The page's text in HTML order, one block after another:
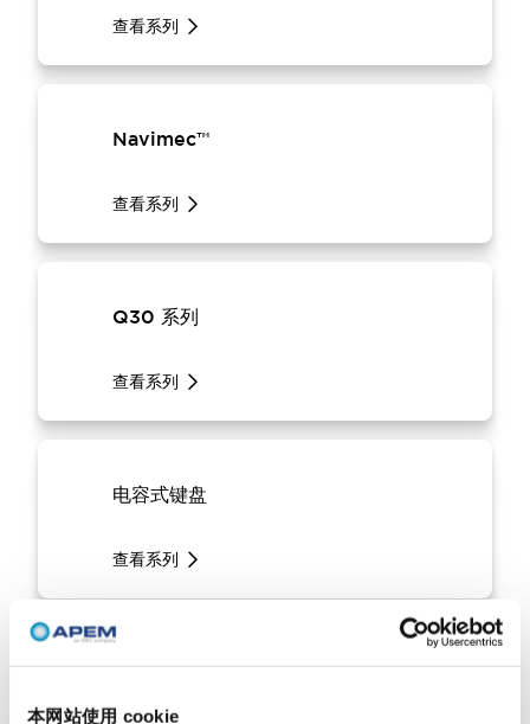
本网站使用 cookie
查看系列
Navimec™
查看系列
Q30 系列
查看系列
电容式键盘
查看系列
10RM系列